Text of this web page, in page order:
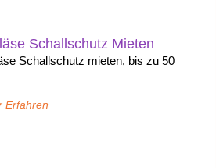
Schallschutz Mieten
Schallschutz mieten, bis zu 50
Erfahren